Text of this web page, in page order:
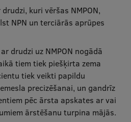
kuri vēršas NMPON,
NPN un terciārās aprūpes
drudzi uz NMPON nogādā
tiem tiek piešķirta zema
tiek veikti papildu
precizēšanai, un gandrīz
pēc ārsta apskates ar vai
ārstēšanu turpina mājās.